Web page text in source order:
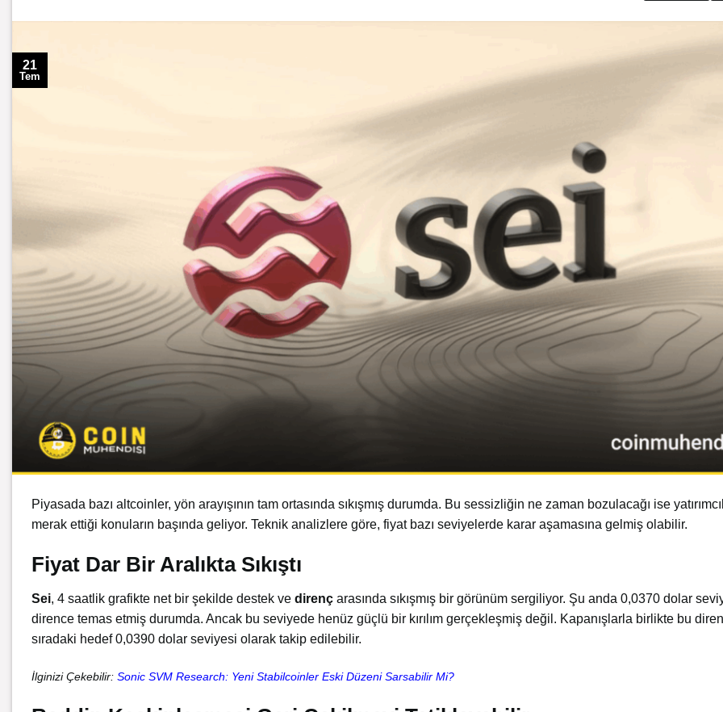
21
Tem
Piyasada bazı altcoinler, yön arayışının tam ortasında sıkışmış durumda. Bu sessizliğin ne zaman bozulacağı ise
merak ettiği konuların başında geliyor. Teknik analizlere göre, fiyat bazı seviyelerde karar aşamasına gelmiş olabilir.
Fiyat Dar Bir Aralıkta Sıkıştı
Sei, 4 saatlik grafikte net bir şekilde destek ve direnç arasında sıkışmış bir görünüm sergiliyor. Şu anda 0,0370 dolar
dirence temas etmiş durumda. Ancak bu seviyede henüz güçlü bir kırılım gerçekleşmiş değil. Kapanışlarla birlikte bu
sıradaki hedef 0,0390 dolar seviyesi olarak takip edilebilir.
İlginizi Çekebilir: Sonic SVM Research: Yeni Stabilcoinler Eski Düzeni Sarsabilir Mi?